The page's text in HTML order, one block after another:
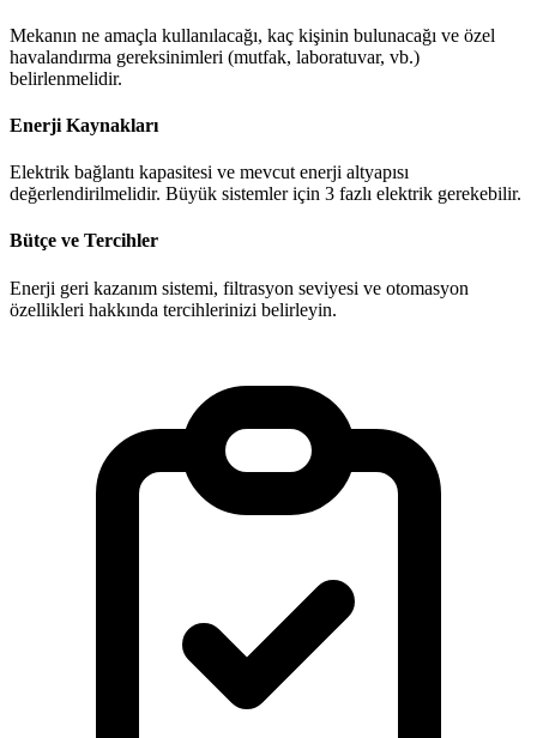
Mekanın ne amaçla kullanılacağı, kaç kişinin bulunacağı ve özel
havalandırma gereksinimleri (mutfak, laboratuvar, vb.)
belirlenmelidir.
Enerji Kaynakları
Elektrik bağlantı kapasitesi ve mevcut enerji altyapısı
değerlendirilmelidir. Büyük sistemler için 3 fazlı elektrik gerekebilir.
Bütçe ve Tercihler
Enerji geri kazanım sistemi, filtrasyon seviyesi ve otomasyon
özellikleri hakkında tercihlerinizi belirleyin.